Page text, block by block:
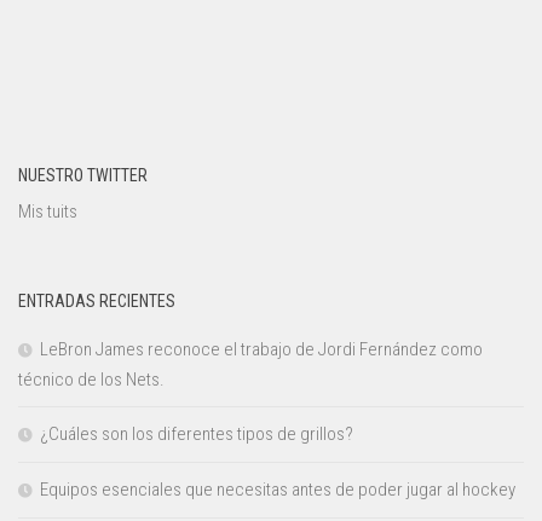
NUESTRO TWITTER
Mis tuits
ENTRADAS RECIENTES
LeBron James reconoce el trabajo de Jordi Fernández como
técnico de los Nets.
¿Cuáles son los diferentes tipos de grillos?
Equipos esenciales que necesitas antes de poder jugar al hockey